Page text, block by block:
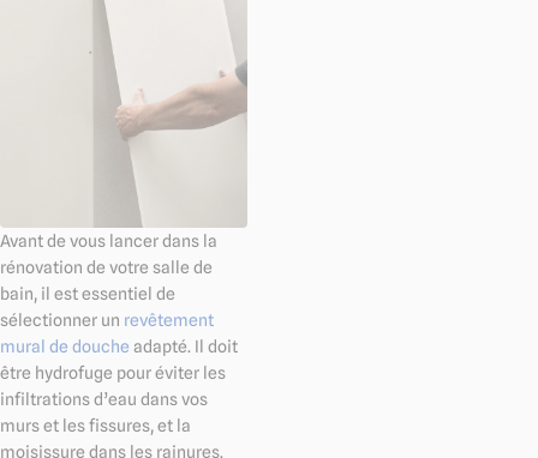
Avant de vous lancer dans la
rénovation de votre salle de
bain, il est essentiel de
sélectionner un revêtement
mural de douche adapté. Il doit
être hydrofuge pour éviter les
infiltrations d’eau dans vos
murs et les fissures, et la
moisissure dans les rainures.